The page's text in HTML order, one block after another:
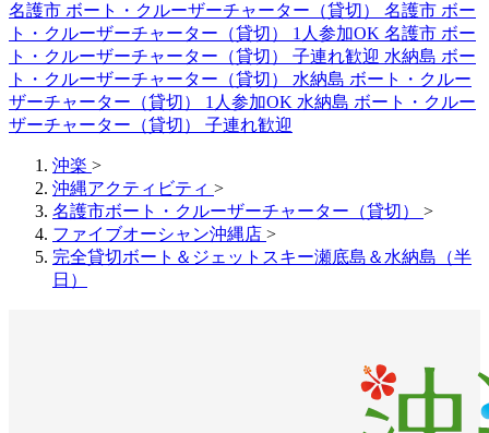
名護市 ボート・クルーザーチャーター（貸切） 名護市 ボー
ト・クルーザーチャーター（貸切） 1人参加OK 名護市 ボー
ト・クルーザーチャーター（貸切） 子連れ歓迎 水納島 ボー
ト・クルーザーチャーター（貸切） 水納島 ボート・クルー
ザーチャーター（貸切） 1人参加OK 水納島 ボート・クルー
ザーチャーター（貸切） 子連れ歓迎
沖楽 >
沖縄アクティビティ >
名護市ボート・クルーザーチャーター（貸切） >
ファイブオーシャン沖縄店 >
完全貸切ボート＆ジェットスキー瀬底島＆水納島（半
日）